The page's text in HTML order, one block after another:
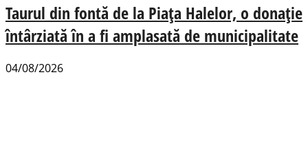
Taurul din fontă de la Piața Halelor, o donație
întârziată în a fi amplasată de municipalitate
04/08/2026